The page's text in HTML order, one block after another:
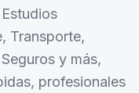
Transporte,
y más,
profesionales